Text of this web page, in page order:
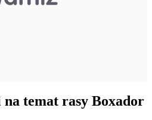
temat rasy Boxador